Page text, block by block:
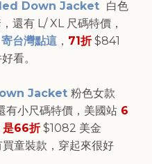
Down Jacket 白色
還有 L/ XL 尺碼特價，
寄台灣點這 ， 71折$841
看。
Jacket 粉色女款
小尺碼特價，美國站 6
是66折$1082 美金
童裝款，穿起來很好